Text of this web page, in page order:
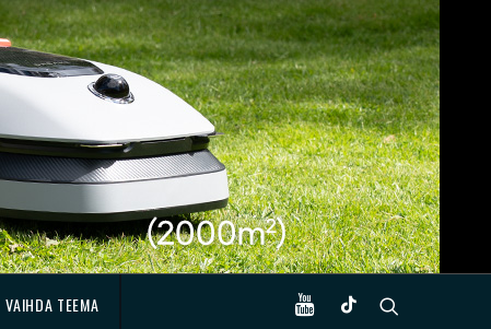
VAIHDA TEEMA